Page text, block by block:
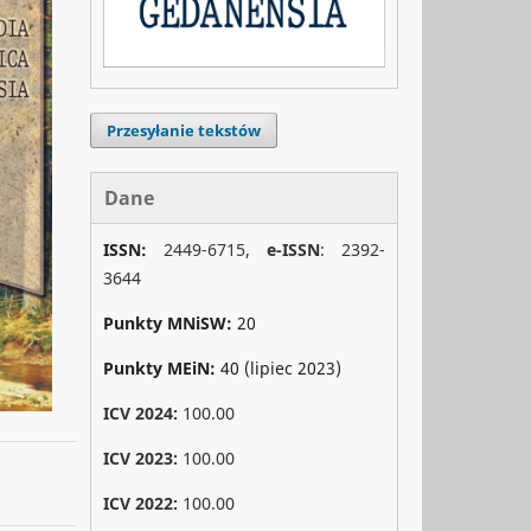
Przesyłanie tekstów
Dane
ISSN: 2449-6715, e-ISSN: 2392-
3644
Punkty MNiSW: 20
Punkty MEiN: 40 (lipiec 2023)
ICV 2024: 100.00
ICV 2023: 100.00
ICV 2022: 100.00